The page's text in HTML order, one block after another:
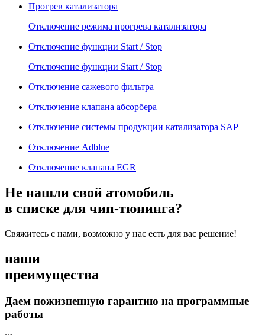
Прогрев катализатора
Отключение режима прогрева катализатора
Отключение функции Start / Stop
Отключение функции Start / Stop
Отключение сажевого фильтра
Отключение клапана абсорбера
Отключение системы продукции катализатора SAP
Отключение Adblue
Отключение клапана EGR
Не нашли свой атомобиль
в списке для чип-тюнинга?
Свяжитесь с нами, возможно у нас есть для вас решение!
наши
преимущества
Даем пожизненную гарантию на программные
работы